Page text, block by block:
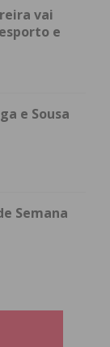
vai
e
e Sousa
Semana